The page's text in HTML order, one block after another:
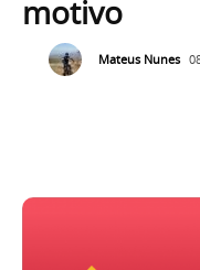
motivo
Mateus Nunes